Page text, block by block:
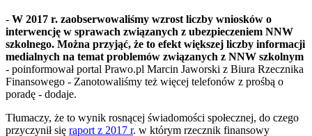
- W 2017 r. zaobserwowaliśmy wzrost liczby wniosków o
interwencję w sprawach związanych z ubezpieczeniem NNW
szkolnego. Można przyjąć, że to efekt większej liczby informacji
medialnych na temat problemów związanych z NNW szkolnym
- poinformował portal Prawo.pl Marcin Jaworski z Biura Rzecznika
Finansowego - Zanotowaliśmy też więcej telefonów z prośbą o
poradę - dodaje.
Tłumaczy, że to wynik rosnącej świadomości społecznej, do czego
przyczynił się raport z 2017 r. w którym rzecznik finansowy